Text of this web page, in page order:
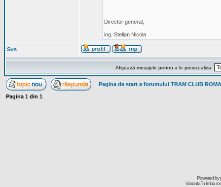
Director general,
ing. Stelian Nicola
Sus
Afişează mesajele pentru a le previzualiza:
Pagina de start a forumului TRAM CLUB
Pagina 1 din 1
Powered by
Varianta în limba